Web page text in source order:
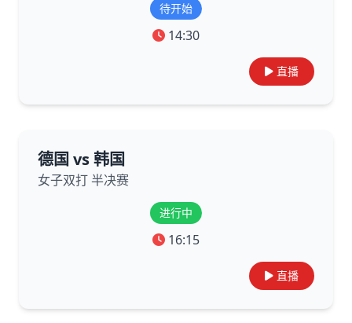
待开始
14:30
直播
德国 vs 韩国
女子双打 半决赛
进行中
16:15
直播